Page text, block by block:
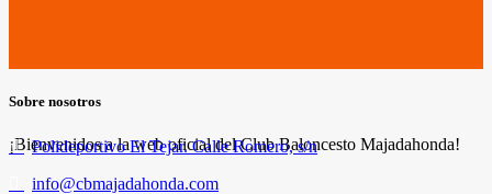
Sobre nosotros
¡Bienvenidos a la web oficial del Club Baloncesto Majadahonda!
Polideportivo El Tejar. Calle Romero, s/n
info@cbmajadahonda.com